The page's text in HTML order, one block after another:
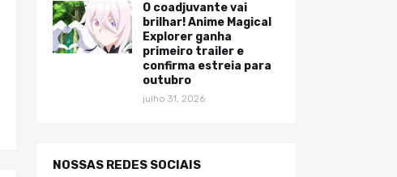
O coadjuvante vai
brilhar! Anime Magical
Explorer ganha
primeiro trailer e
confirma estreia para
outubro
julho 31, 2026
NOSSAS REDES SOCIAIS